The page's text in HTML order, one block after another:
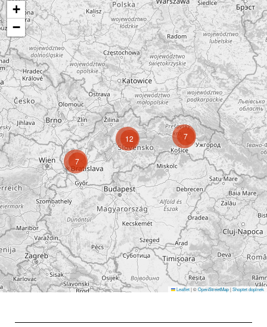
7
7
12
+
−
Leaflet|©OpenStreetMap|Shoptet doplnek